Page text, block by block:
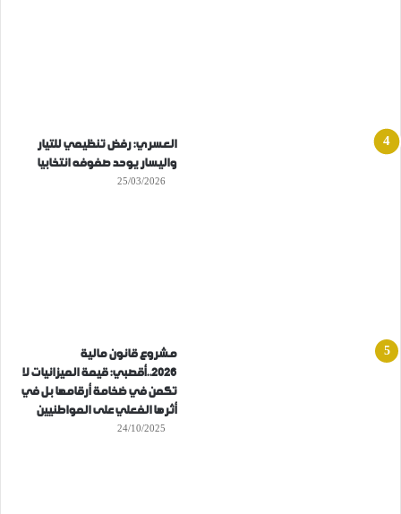
العسري: رفض تنظيمي للتيار
واليسار يوحد صفوفه انتخابيا
25/03/2026
مشروع قانون مالية
2026..أقصبي: قيمة الميزانيات لا
تكمن في ضخامة أرقامها بل في
أثرها الفعلي على المواطنيين
24/10/2025